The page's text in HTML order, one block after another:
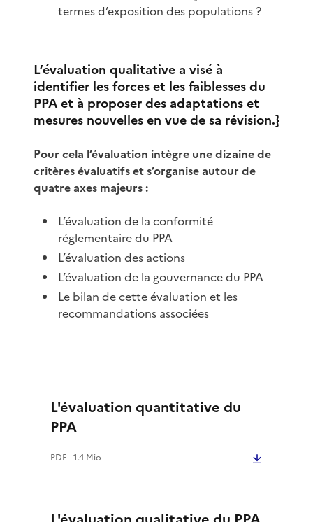
termes d’exposition des populations ?
L’évaluation qualitative a visé à
identifier les forces et les faiblesses du
PPA et à proposer des adaptations et
mesures nouvelles en vue de sa révision.}
Pour cela l’évaluation intègre une dizaine de
critères évaluatifs et s’organise autour de
quatre axes majeurs :
L’évaluation de la conformité
réglementaire du PPA
L’évaluation des actions
L’évaluation de la gouvernance du PPA
Le bilan de cette évaluation et les
recommandations associées
L'évaluation quantitative du
PPA
PDF- 1.4 Mio